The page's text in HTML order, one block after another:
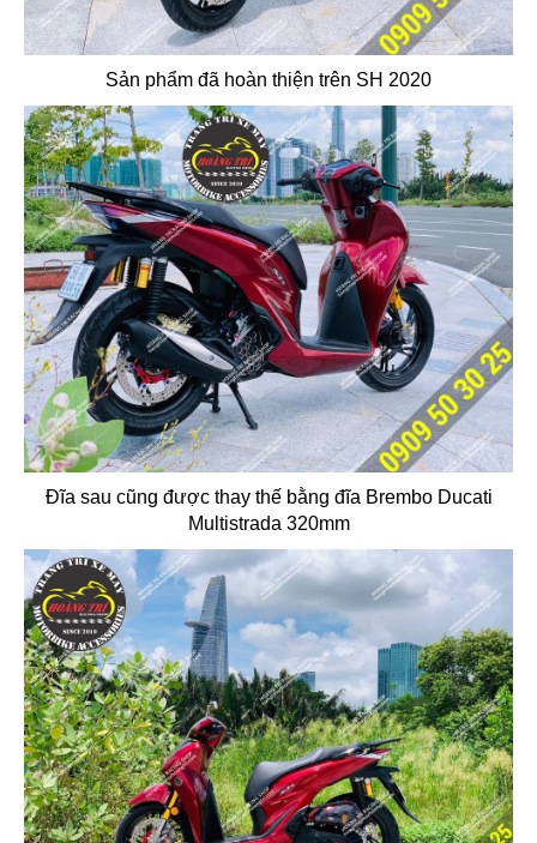
Sản phẩm đã hoàn thiện trên SH 2020
Đĩa sau cũng được thay thế bằng đĩa Brembo Ducati
Multistrada 320mm